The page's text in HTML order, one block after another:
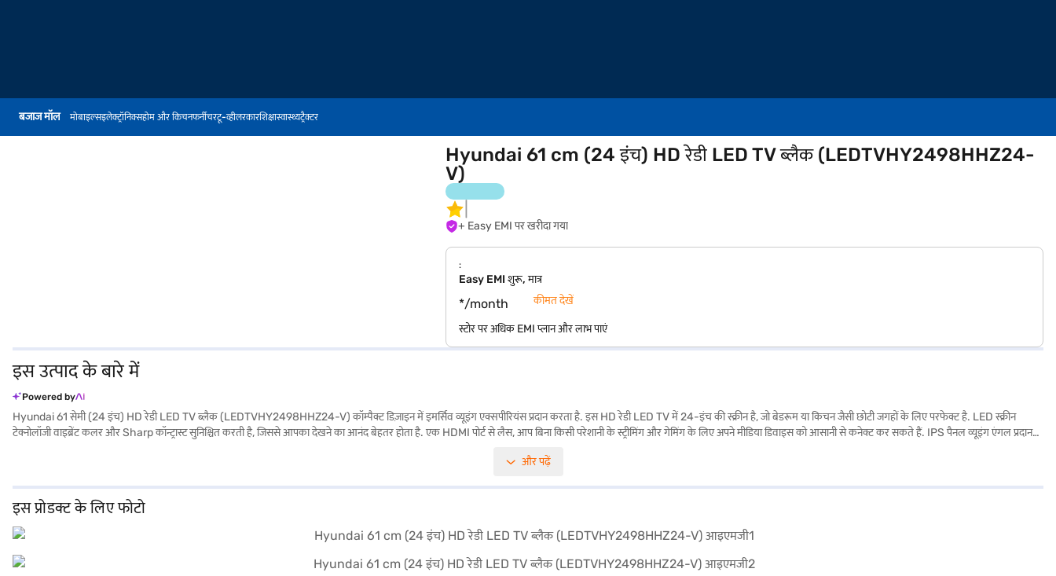
बजाज मॉल मोबाइल्सइलेक्ट्रॉनिक्सहोम और किचनफर्नीचरटू-व्हीलरकारशिक्षास्वास्थ्यट्रैक्टर
Hyundai 61 cm (24 इंच) HD रेडी LED TV ब्लैक (LEDTVHY2498HHZ24-
V)
+ Easy EMI पर खरीदा गया
:
Easy EMI शुरू, मात्र
*/month कीमत देखें
स्टोर पर अधिक EMI प्लान और लाभ पाएं
इस उत्पाद के बारे में
Powered by
Hyundai 61 सेमी (24 इंच) HD रेडी LED TV ब्लैक (LEDTVHY2498HHZ24-V) कॉम्पैक्ट डिज़ाइन में इमर्सिव व्यूइंग एक्सपीरियंस प्रदान करता है. इस HD रेडी LED TV में 24-इंच की स्क्रीन है, जो बेडरूम या किचन जैसी छोटी जगहों के लिए परफेक्ट है. LED स्क्रीन
टेक्नोलॉजी वाइब्रेंट कलर और Sharp कॉन्ट्रास्ट सुनिश्चित करती है, जिससे आपका देखने का आनंद बेहतर होता है. एक HDMI पोर्ट से लैस, आप बिना किसी परेशानी के स्ट्रीमिंग और गेमिंग के लिए अपने मीडिया डिवाइस को आसानी से कनेक्ट कर सकते हैं. IPS पैनल व्यूइंग एंगल प्रदान
प्रदान करता है. शामिल रिमोट कंट्रोल सुविधाजनक नेविगेशन प्रदान करता है. यह Hyundai TV उन लोगों के लिए आदर्श है जो किफायती TV चाहते हैं जो आवश्यक फीचर्स और भरोसेमंद परफॉर्मेंस प्रदान करते हैं. खरीदारी करने के लिए बजाज फाइनेंस पर विकल्पों के बारे में जानें या
और पढ़ें
इस प्रोडक्ट के लिए फोटो